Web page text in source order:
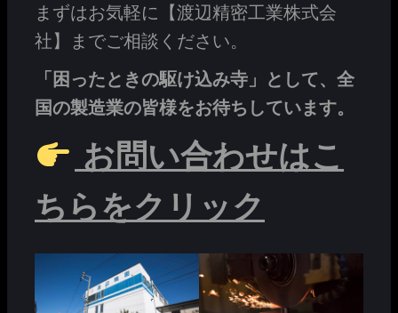
まずはお気軽に【渡辺精密工業株式会
社】までご相談ください。
「困ったときの駆け込み寺」として、全
国の製造業の皆様をお待ちしています。
お問い合わせはこ
ちらをクリック